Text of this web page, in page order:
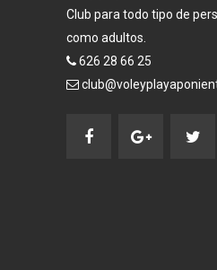
Club para todo tipo de
como adultos.
626 28 66 25